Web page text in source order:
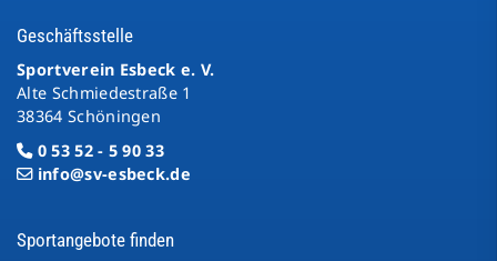
Geschäftsstelle
Sportverein Esbeck e. V.
Alte Schmiedestraße 1
38364 Schöningen
0 53 52 - 5 90 33
info@sv-esbeck.de
Sportangebote finden